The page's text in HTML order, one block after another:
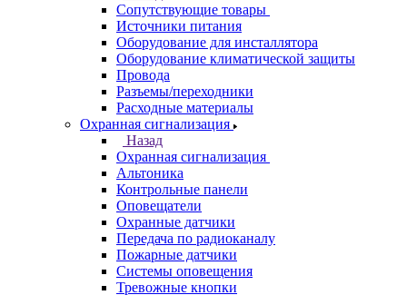
Сопутствующие товары
Источники питания
Оборудование для инсталлятора
Оборудование климатической защиты
Провода
Разъемы/переходники
Расходные материалы
Охранная сигнализация
Назад
Охранная сигнализация
Альтоника
Контрольные панели
Оповещатели
Охранные датчики
Передача по радиоканалу
Пожарные датчики
Системы оповещения
Тревожные кнопки